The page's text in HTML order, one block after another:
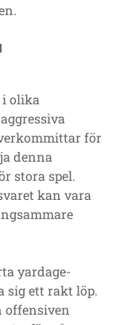
olika
för
denna
stora spel.
kan vara
yardage-
sig ett rakt löp.
offensiven